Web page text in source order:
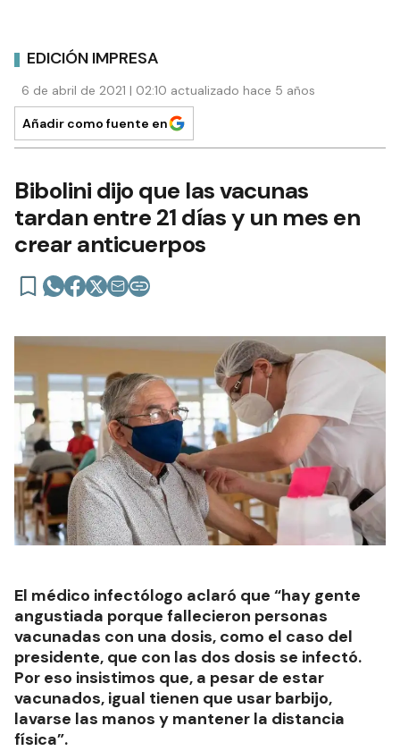
EDICIÓN IMPRESA
6 de abril de 2021 | 02:10 actualizado hace 5 años
Añadir como fuente en
Bibolini dijo que las vacunas
tardan entre 21 días y un mes en
crear anticuerpos
El médico infectólogo aclaró que “hay gente
angustiada porque fallecieron personas
vacunadas con una dosis, como el caso del
presidente, que con las dos dosis se infectó.
Por eso insistimos que, a pesar de estar
vacunados, igual tienen que usar barbijo,
lavarse las manos y mantener la distancia
física”.